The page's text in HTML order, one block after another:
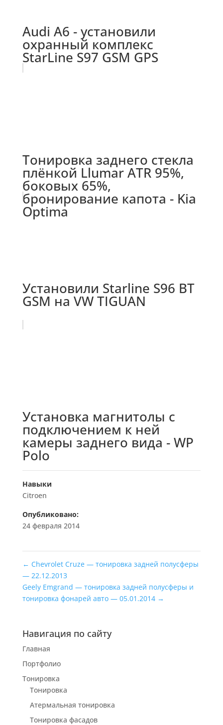
Audi A6 - установили
охранный комплекс
StarLine S97 GSM GPS
Тонировка заднего стекла
плёнкой Llumar ATR 95%,
боковых 65%,
бронирование капота - Kia
Optima
Установили Starline S96 BT
GSM на VW TIGUAN
Установка магнитолы с
подключением к ней
камеры заднего вида - WP
Polo
Навыки
Citroen
Опубликовано:
24 февраля 2014
← Chevrolet Cruze — тонировка задней полусферы
— 22.12.2013
Geely Emgrand — тонировка задней полусферы и
тонировка фонарей авто — 05.01.2014 →
Навигация по сайту
Главная
Портфолио
Тонировка
Тонировка
Атермальная тонировка
Тонировка фасадов